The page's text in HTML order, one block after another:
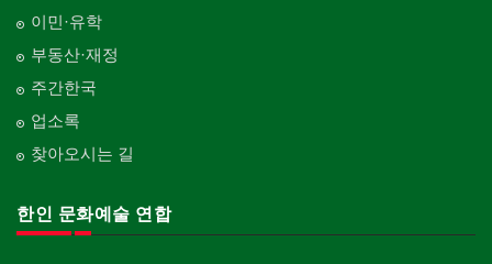
이민·유학
부동산·재정
주간한국
업소록
찾아오시는 길
한인 문화예술 연합